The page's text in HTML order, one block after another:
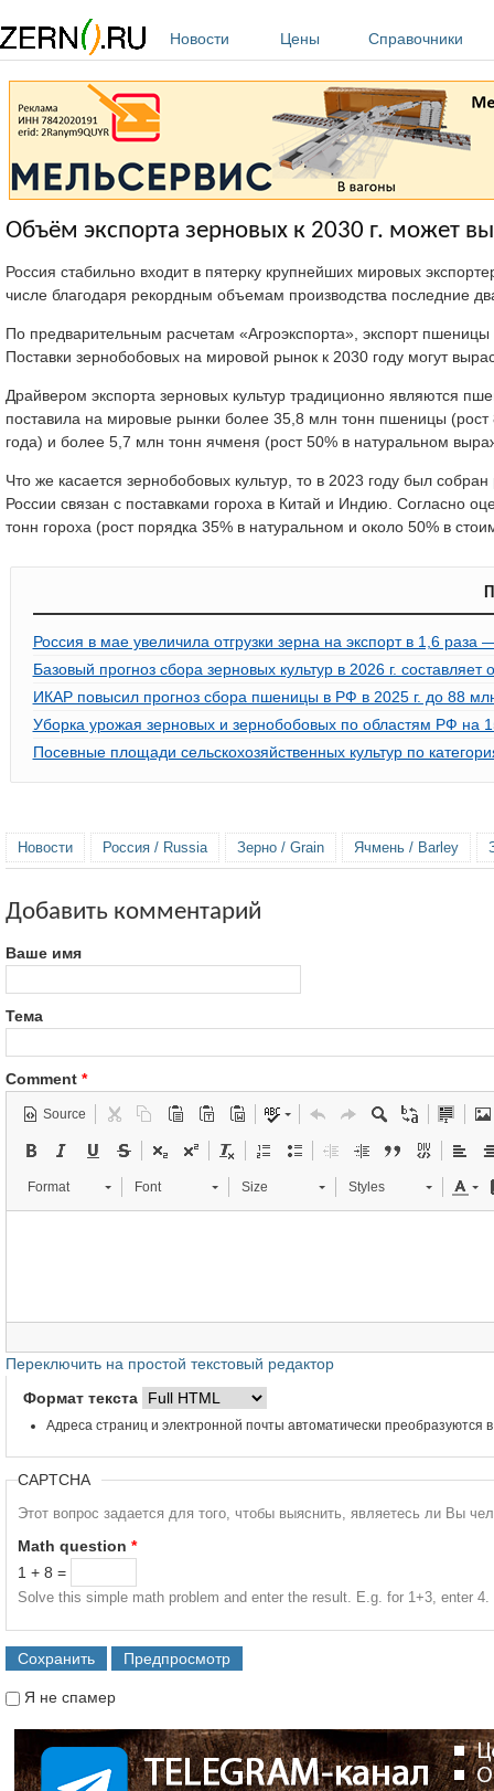
Новости
Цены Справочники
Объём экспорта зерновых к 2030 г. может
Россия стабильно входит в пятерку крупнейших мировых
числе благодаря рекордным объемам производства последние
По предварительным расчетам «Агроэкспорта», экспорт
Поставки зернобобовых на мировой рынок к 2030 году могут
Драйвером экспорта зерновых культур традиционно являются
поставила на мировые рынки более 35,8 млн тонн пшеницы
года) и более 5,7 млн тонн ячменя (рост 50% в натуральном
Что же касается зернобобовых культур, то в 2023 году был
России связан с поставками гороха в Китай и Индию. Согласно
тонн гороха (рост порядка 35% в натуральном и около 50% в
Россия в мае увеличила отгрузки зерна на экспорт в 1,6 раза
Базовый прогноз сбора зерновых культур в 2026 г.
ИКАР повысил прогноз сбора пшеницы в РФ в 2025 г. до 88
Уборка урожая зерновых и зернобобовых по областям РФ на
Посевные площади сельскохозяйственных культур по
Новости Россия / Russia Зерно / Grain Ячмень / Barley
Добавить комментарий
Ваше имя
Тема
Comment *
Source
Format Font Size Styles
Переключить на простой текстовый редактор
Формат текста
Адреса страниц и электронной почты автоматически преобразуются
CAPTCHA
Этот вопрос задается для того, чтобы выяснить, являетесь ли Вы
Math question *
1 + 8 =
Solve this simple math problem and enter the result. E.g. for 1+3, enter 4.
Я не спамер